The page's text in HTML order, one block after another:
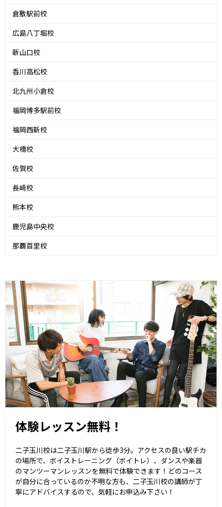
倉敷駅前校
広島八丁堀校
新山口校
香川高松校
北九州小倉校
福岡博多駅前校
福岡西新校
大橋校
佐賀校
長崎校
熊本校
鹿児島中央校
那覇首里校
体験レッスン無料！
二子玉川校は二子玉川駅から徒歩3分。アクセスの良い駅チカ
の場所で、ボイストレーニング（ボイトレ）、ダンスや楽器
のマンツーマンレッスンを無料で体験できます！どのコース
が自分に合っているのか不明な方も、二子玉川校の講師が丁
寧にアドバイスするので、気軽にお申込み下さい！